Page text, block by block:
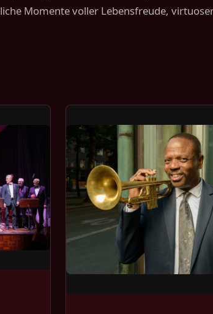
Momente voller Lebensfreude,